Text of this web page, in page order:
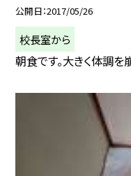
公開日 2017/05/26
校長室から
朝食です。大きく体調を